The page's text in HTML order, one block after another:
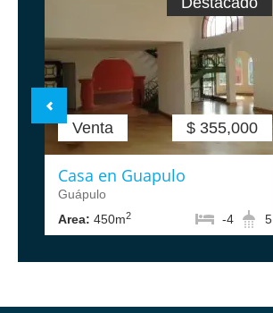
Venta $ 355,000
Casa en Guapulo
Guápulo
Area: 450m2 5
-4